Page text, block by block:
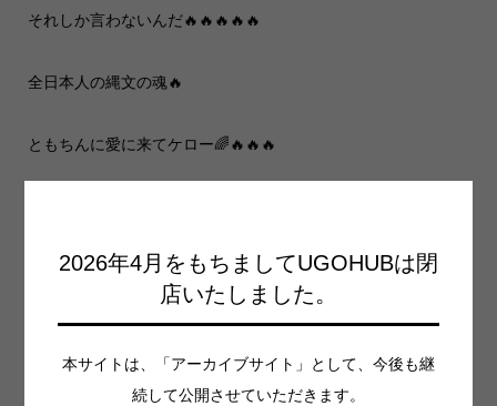
それしか言わないんだ🔥🔥🔥🔥🔥
全日本人の縄文の魂🔥
ともちんに愛に来てケロー🌈🔥🔥🔥
2026年4月をもちましてUGOHUBは閉
店いたしました。
本サイトは、「アーカイブサイト」として、今後も継
続して公開させていただきます。
Tweet Share
Hatena Pocket
RSS